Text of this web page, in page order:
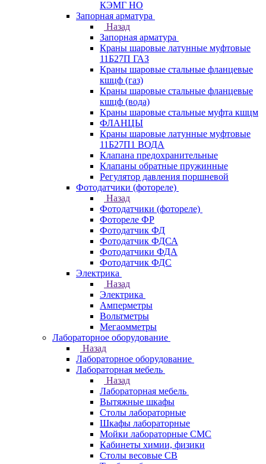
КЭМГ НО
Запорная арматура
Назад
Запорная арматура
Краны шаровые латунные муфтовые
11Б27П ГАЗ
Краны шаровые стальные фланцевые
кшцф (газ)
Краны шаровые стальные фланцевые
кшцф (вода)
Краны шаровые стальные муфта кшцм
ФЛАНЦЫ
Краны шаровые латунные муфтовые
11Б27П1 ВОДА
Клапана предохранительные
Клапаны обратные пружинные
Регулятор давления поршневой
Фотодатчики (фотореле)
Назад
Фотодатчики (фотореле)
Фотореле ФР
Фотодатчик ФД
Фотодатчик ФДСА
Фотодатчики ФДА
Фотодатчик ФДС
Электрика
Назад
Электрика
Амперметры
Вольтметры
Мегаомметры
Лабораторное оборудование
Назад
Лабораторное оборудование
Лабораторная мебель
Назад
Лабораторная мебель
Вытяжные шкафы
Столы лабораторные
Шкафы лабораторные
Мойки лабораторные СМС
Кабинеты химии, физики
Столы весовые СВ